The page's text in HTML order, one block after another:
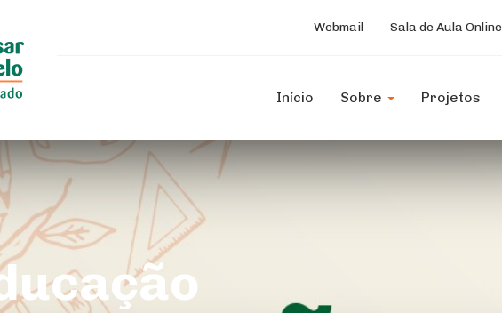
Webmail Sala de Aula Online
Início Sobre Projetos